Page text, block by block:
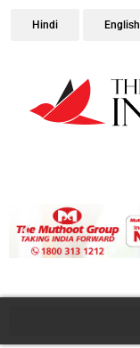
Hindi English